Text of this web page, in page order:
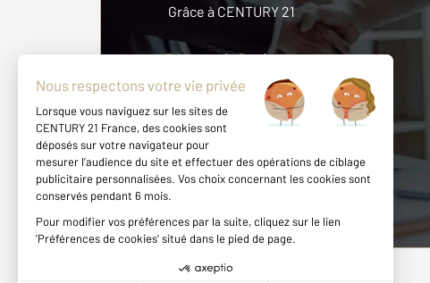
Grâce à CENTURY 21
Découvrir l'univers
Parlons de vous, parlons biens
Fonds de commerce
Immobilier commercial
Immobilier d'entreprise
Cession d'entreprise
Gestion locative spécialisée